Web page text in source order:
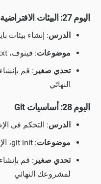
اليوم 27: البيئات الافتراضية
الدرس: إنشاء بيئات
موضوعات: فينوف، requirements.txt
تحدي صغير : قم
النهائي
اليوم 28: أساسيات Git
الدرس: التحكم في
موضوعات: git init، الإضافة، الالتزام، الحالة
تحدي صغير
لمشروعك النهائي